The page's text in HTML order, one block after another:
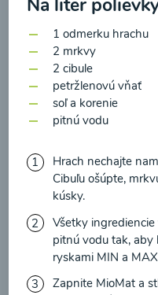
00:25
Na liter
1 odmerku hrachu
2 mrkvy
2 cibule
petržlenovú vňať
soľ a korenie
pitnú vodu
Hrach nechajte
Cibuľu ošúpte,
kúsky.
Všetky
pitnú vodu tak,
ryskami MIN a
Zapnite MioMat a
prečítal(a)
údajova súhlasím s